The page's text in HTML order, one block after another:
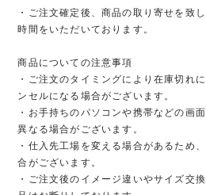
・ご注文確定後、商品の取り寄せを致
時間をいただいております。
商品についての注意事項
・ご注文のタイミングにより在庫切れ
ンセルになる場合がございます。
・お手持ちのパソコンや携帯などの画
異なる場合がございます。
・仕入先工場を変える場合があるため
合がございます。
・ご注文後のイメージ違いやサイズ交